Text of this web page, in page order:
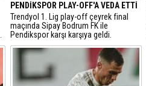
PENDİKSPOR PLAY-OFF'A VEDA ETTİ
Trendyol 1. Lig play-off çeyrek final
maçında Sipay Bodrum FK ile
Pendikspor karşı karşıya geldi.
Mücadeleyi ev sahibi ekip 2-0 kazandı
ve yarı finale yükseldi.